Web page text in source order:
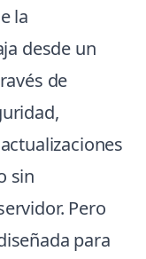
la
desde un
de
sin
Pero
para